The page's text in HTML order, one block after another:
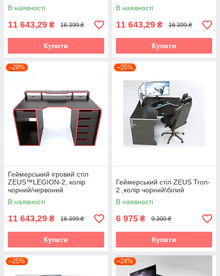
В наявності
11 643,29 ₴ 16 399 ₴
Купити
В наявності
11 643,29 ₴ 16 399 ₴
Купити
–29%
Геймерський ігровий стіл
ZEUS™LEGION-2, колір
чорний/червоний
В наявності
11 643,29 ₴ 16 399 ₴
Купити
–25%
Геймерський стіл ZEUS Tron-
2 ,колір чорний\білий
В наявності
6 975 ₴ 9 300 ₴
Купити
–25% –24%